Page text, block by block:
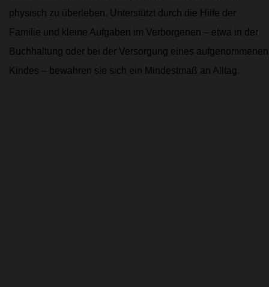
physisch zu überleben. Unterstützt durch die Hilfe der
Familie und kleine Aufgaben im Verborgenen – etwa in der
Buchhaltung oder bei der Versorgung eines aufgenommenen
Kindes – bewahren sie sich ein Mindestmaß an Alltag.